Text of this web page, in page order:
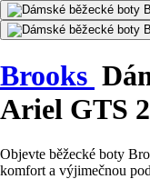
Brooks
Ariel GTS
Objevte běžecké boty
komfort a výjimečnou